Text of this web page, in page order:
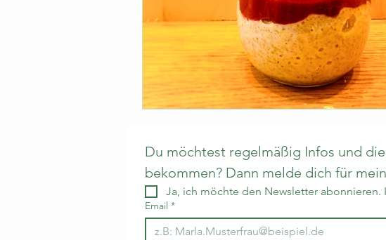
Du möchtest regelmäßig Infos und
bekommen? Dann melde dich für
Ja, ich möchte den Newsletter
Email *